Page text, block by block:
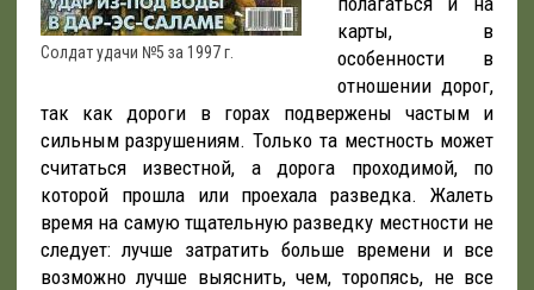
Солдат удачи №5 за 1997 г.
карты, в
особенности в
отношении дорог,
так как дороги в горах подвержены частым и
сильным разрушениям. Только та местность может
считаться известной, а дорога проходимой, по
которой прошла или проехала разведка. Жалеть
время на самую тщательную разведку местности не
следует: лучше затратить больше времени и все
возможно лучше выяснить, чем, торопясь, не все